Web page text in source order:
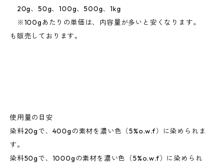
20g、50g、100g、500g、1kg
※100gあたりの単価は、内容量が多いと安くなります。
も販売しております。
使用量の目安
染料20gで、400gの素材を濃い色（5%o.w.f）に染められま
す。
染料50gで、1000gの素材を濃い色（5%o.w.f）に染められ